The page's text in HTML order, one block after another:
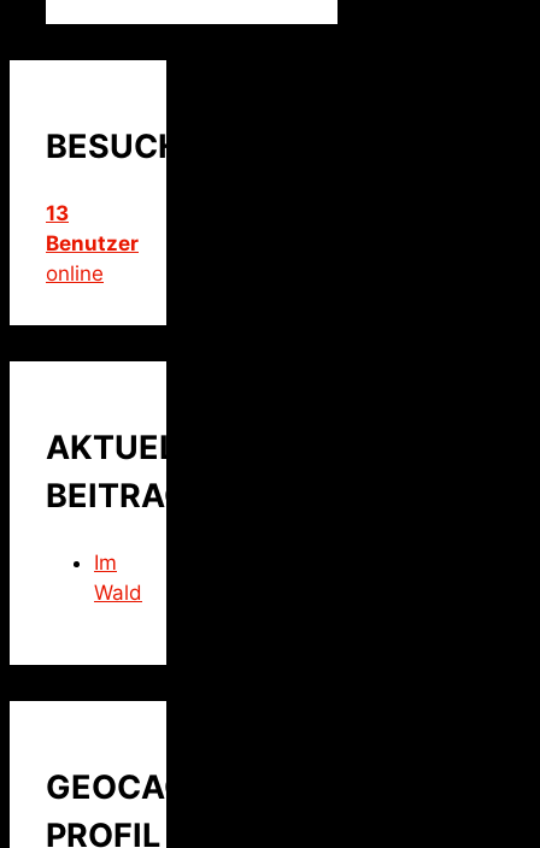
BESUCHER
13
Benutzer
online
AKTUELLER
BEITRAG
Im
Wald
GEOCACHING
PROFIL